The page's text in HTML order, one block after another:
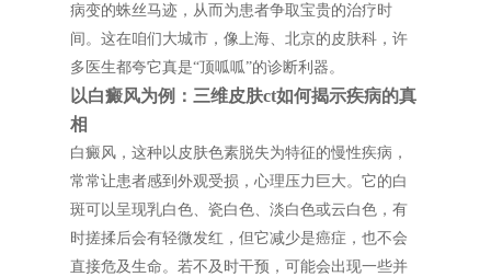
病变的蛛丝马迹，从而为患者争取宝贵的治疗时
间。这在咱们大城市，像上海、北京的皮肤科，许
多医生都夸它真是“顶呱呱”的诊断利器。
以白癜风为例：三维皮肤ct如何揭示疾病的真
相
白癜风，这种以皮肤色素脱失为特征的慢性疾病，
常常让患者感到外观受损，心理压力巨大。它的白
斑可以呈现乳白色、瓷白色、淡白色或云白色，有
时搓揉后会有轻微发红，但它减少是癌症，也不会
直接危及生命。若不及时干预，可能会出现一些并